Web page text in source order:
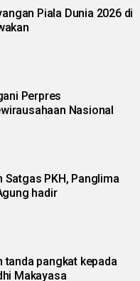
Piala Dunia 2026 di
Perpres
Nasional
Satgas PKH, Panglima
hadir
tanda pangkat kepada
Makayasa